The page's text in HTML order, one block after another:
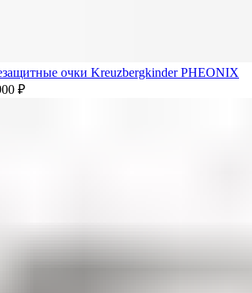
очки Kreuzbergkinder PHEONIX
₽